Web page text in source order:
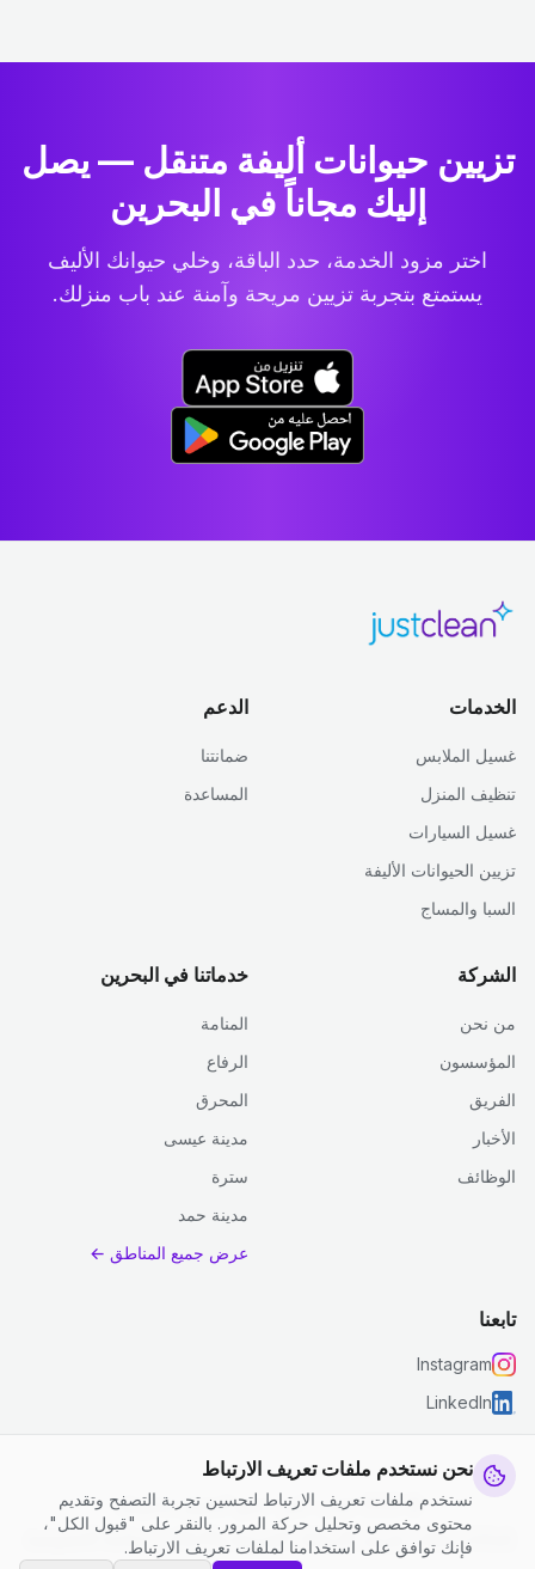
نحن نستخدم ملفات تعريف الارتباط
نستخدم ملفات تعريف الارتباط لتحسين تجربة التصفح وتقديم
محتوى مخصص وتحليل حركة المرور. بالنقر على "قبول الكل"،
فإنك توافق على استخدامنا لملفات تعريف الارتباط.
تزيين حيوانات أليفة متنقل — يصل
إليك مجاناً في البحرين
اختر مزود الخدمة، حدد الباقة، وخلي حيوانك الأليف
يستمتع بتجربة تزيين مريحة وآمنة عند باب منزلك.
الخدمات
غسيل الملابس
تنظيف المنزل
غسيل السيارات
تزيين الحيوانات الأليفة
السبا والمساج
الدعم
ضمانتنا
المساعدة
الشركة
من نحن
المؤسسون
الفريق
الأخبار
الوظائف
خدماتنا في البحرين
المنامة
الرفاع
المحرق
مدينة عيسى
سترة
مدينة حمد
عرض جميع المناطق ←
تابعنا
Instagram
LinkedIn
© 2026 جست كلين. جميع الحقوق محفوظة.
سياسة الخصوصية
الشروط والأحكام | إعدادات ملفات تعريف الارتباط